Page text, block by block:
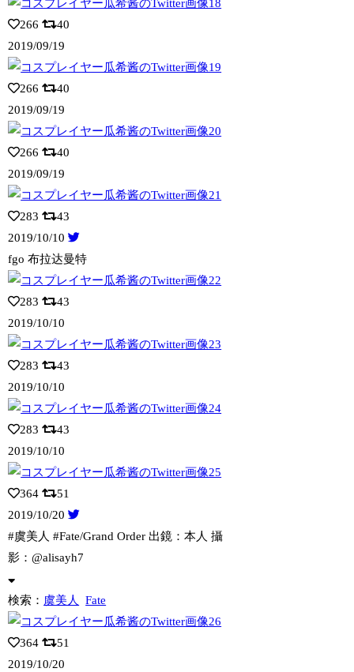
266
40
2019/09/19
266
40
2019/09/19
266
40
2019/09/19
283
43
2019/10/10
fgo 布拉达曼特
283
43
2019/10/10
283
43
2019/10/10
283
43
2019/10/10
364
51
2019/10/20
#虞美人 #Fate/Grand Order 出鏡：本人 攝
影：@alisayh7
検索： 虞美人 Fate
364
51
2019/10/20